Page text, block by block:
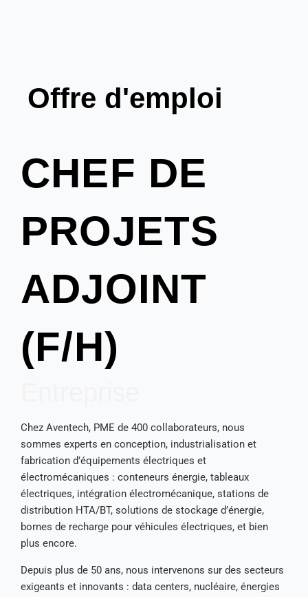
Offre d'emploi
CHEF DE
PROJETS
ADJOINT
(F/H)
Chez Aventech, PME de 400 collaborateurs, nous
sommes experts en conception, industrialisation et
fabrication d’équipements électriques et
électromécaniques : conteneurs énergie, tableaux
électriques, intégration électromécanique, stations de
distribution HTA/BT, solutions de stockage d’énergie,
bornes de recharge pour véhicules électriques, et bien
plus encore.
Depuis plus de 50 ans, nous intervenons sur des secteurs
exigeants et innovants : data centers, nucléaire, énergies